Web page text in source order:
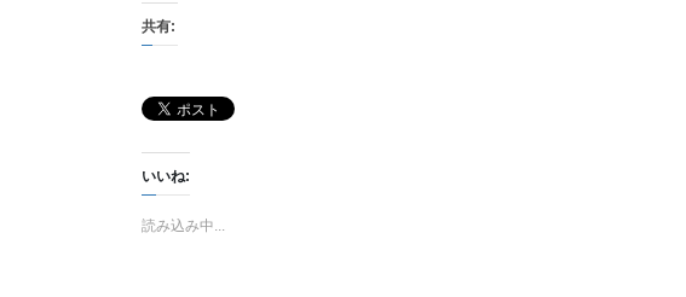
共有:
いいね:
読み込み中...